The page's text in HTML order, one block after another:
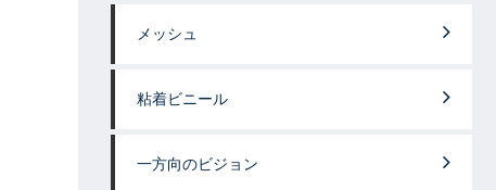
メッシュ
粘着ビニール
一方向のビジョン